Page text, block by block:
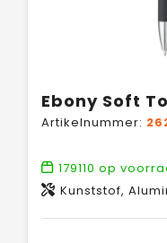
Ebony Soft
Artikelnummer:
179110 op
Kunststof,